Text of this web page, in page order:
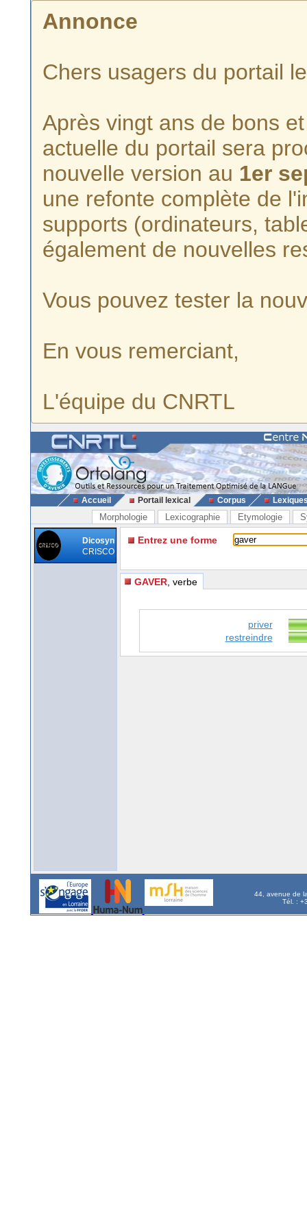
Annonce
Chers usagers du portail
Après vingt ans de bons
actuelle du portail sera
nouvelle version au 1er
une refonte complète de
supports (ordinateurs,
également de nouvelles
Vous pouvez tester la
En vous remerciant,
L'équipe du CNRTL
Accueil Portail lexical Corpus
Morphologie Lexicographie Etymologie
Dicosyn
CRISCO
Entrez une forme
GAVER , verbe
priver
restreindre
44, avenue de
Tél. :